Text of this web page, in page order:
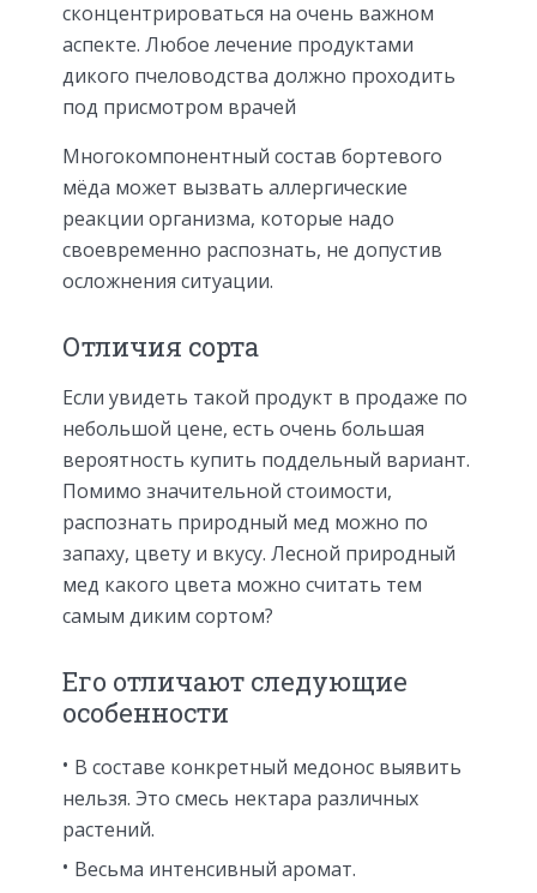
сконцентрироваться на очень важном
аспекте. Любое лечение продуктами
дикого пчеловодства должно проходить
под присмотром врачей
Многокомпонентный состав бортевого
мёда может вызвать аллергические
реакции организма, которые надо
своевременно распознать, не допустив
осложнения ситуации.
Отличия сорта
Если увидеть такой продукт в продаже по
небольшой цене, есть очень большая
вероятность купить поддельный вариант.
Помимо значительной стоимости,
распознать природный мед можно по
запаху, цвету и вкусу. Лесной природный
мед какого цвета можно считать тем
самым диким сортом?
Его отличают следующие
особенности
В составе конкретный медонос выявить
нельзя. Это смесь нектара различных
растений.
Весьма интенсивный аромат.